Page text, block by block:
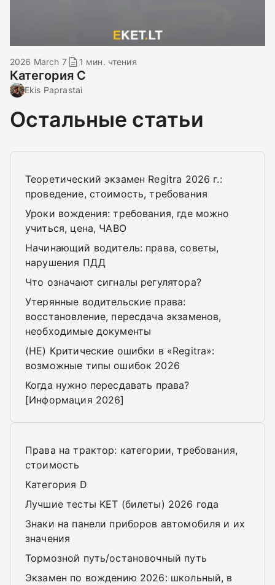
2026 March 7 1 мин. чтения
Категория C
Ekis Paprastai
Остальные статьи
Теоретический экзамен Regitra 2026 г.:
проведение, стоимость, требования
Уроки вождения: требования, где можно
учиться, цена, ЧАВО
Начинающий водитель: права, советы,
нарушения ПДД
Что означают сигналы регулятора?
Утерянные водительские права:
восстановление, пересдача экзаменов,
необходимые документы
(НЕ) Критические ошибки в «Regitra»:
возможные типы ошибок 2026
Когда нужно пересдавать права?
[Информация 2026]
Права на трактор: категории, требования,
стоимость
Категория D
Лучшие тесты KET (билеты) 2026 года
Знаки на панели приборов автомобиля и их
значения
Тормозной путь/остановочный путь
Экзамен по вождению 2026: школьный, в